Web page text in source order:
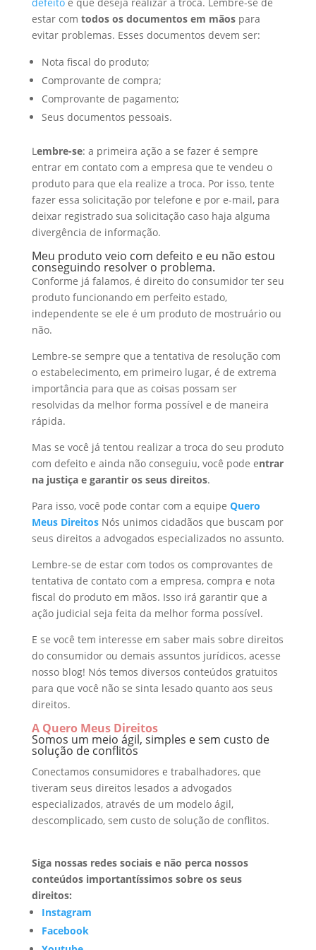
estar com todos os documentos em mãospara
evitar problemas. Esses documentos devem ser:
Nota fiscal do produto;
Comprovante de compra;
Comprovante de pagamento;
Seus documentos pessoais.
L embre-se: a primeira ação a se fazer é sempre
entrar em contato com a empresa que te vendeu o
produto para que ela realize a troca. Por isso, tente
fazer essa solicitação por telefone e por e-mail, para
deixar registrado sua solicitação caso haja alguma
divergência de informação.
Meu produto veio com defeito e eu não estou
conseguindo resolver o problema.
Conforme já falamos, é direito do consumidor ter seu
produto funcionando em perfeito estado,
independente se ele é um produto de mostruário ou
não.
Lembre-se sempre que a tentativa de resolução com
o estabelecimento, em primeiro lugar, é de extrema
importância para que as coisas possam ser
resolvidas da melhor forma possível e de maneira
rápida.
Mas se você já tentou realizar a troca do seu produto
com defeito e ainda não conseguiu, você pode entrar
na justiça e garantir os seus direitos.
Para isso, você pode contar com a equipe Quero
Meus Direitos Nós unimos cidadãos que buscam por
seus direitos a advogados especializados no assunto.
Lembre-se de estar com todos os comprovantes de
tentativa de contato com a empresa, compra e nota
fiscal do produto em mãos. Isso irá garantir que a
ação judicial seja feita da melhor forma possível.
E se você tem interesse em saber mais sobre direitos
do consumidor ou demais assuntos jurídicos, acesse
nosso blog! Nós temos diversos conteúdos gratuitos
para que você não se sinta lesado quanto aos seus
direitos.
A Quero Meus Direitos
Somos um meio ágil, simples e sem custo de
solução de conflitos
Conectamos consumidores e trabalhadores, que
tiveram seus direitos lesados a advogados
especializados, através de um modelo ágil,
descomplicado, sem custo de solução de conflitos.
Siga nossas redes sociais e não perca nossos
conteúdos importantíssimos sobre os seus
direitos:
Instagram
Facebook